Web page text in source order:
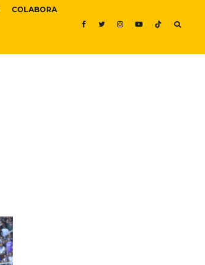
COLABORA